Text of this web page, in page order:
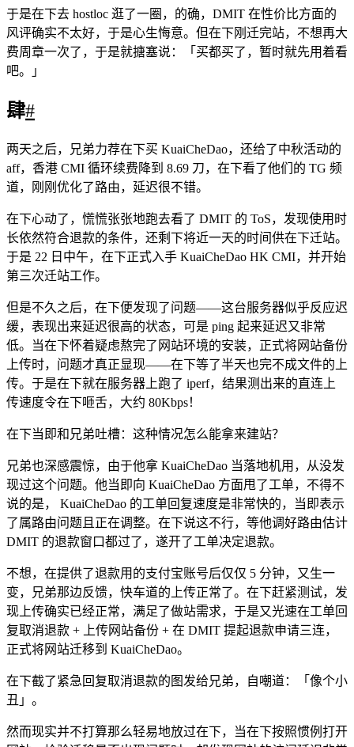
于是在下去 hostloc 逛了一圈，的确，DMIT 在性价比方面的
风评确实不太好，于是心生悔意。但在下刚迁完站，不想再大
费周章一次了，于是就搪塞说：「买都买了，暂时就先用着看
吧。」
肆#
两天之后，兄弟力荐在下买 KuaiCheDao，还给了中秋活动的
aff，香港 CMI 循环续费降到 8.69 刀，在下看了他们的 TG 频
道，刚刚优化了路由，延迟很不错。
在下心动了，慌慌张张地跑去看了 DMIT 的 ToS，发现使用时
长依然符合退款的条件，还剩下将近一天的时间供在下迁站。
于是 22 日中午，在下正式入手 KuaiCheDao HK CMI，并开始
第三次迁站工作。
但是不久之后，在下便发现了问题——这台服务器似乎反应迟
缓，表现出来延迟很高的状态，可是 ping 起来延迟又非常
低。当在下怀着疑虑熬完了网站环境的安装，正式将网站备份
上传时，问题才真正显现——在下等了半天也完不成文件的上
传。于是在下就在服务器上跑了 iperf，结果测出来的直连上
传速度令在下咂舌，大约 80Kbps！
在下当即和兄弟吐槽：这种情况怎么能拿来建站？
兄弟也深感震惊，由于他拿 KuaiCheDao 当落地机用，从没发
现过这个问题。他当即向 KuaiCheDao 方面甩了工单，不得不
说的是， KuaiCheDao 的工单回复速度是非常快的，当即表示
了属路由问题且正在调整。在下说这不行，等他调好路由估计
DMIT 的退款窗口都过了，遂开了工单决定退款。
不想，在提供了退款用的支付宝账号后仅仅 5 分钟，又生一
变，兄弟那边反馈，快车道的上传正常了。在下赶紧测试，发
现上传确实已经正常，满足了做站需求，于是又光速在工单回
复取消退款 + 上传网站备份 + 在 DMIT 提起退款申请三连，
正式将网站迁移到 KuaiCheDao。
在下截了紧急回复取消退款的图发给兄弟，自嘲道：「像个小
丑」。
然而现实并不打算那么轻易地放过在下，当在下按照惯例打开